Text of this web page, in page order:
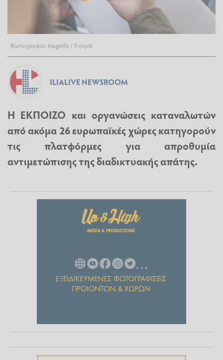
Φωτογραφία: Magnific / freepik
ILIALIVE NEWSROOM
H EΚΠΟΙΖΟ και οργανώσεις καταναλωτών
από ακόμα 26 ευρωπαϊκές χώρες κατηγορούν
τις πλατφόρμες για απροθυμία
αντιμετώπισης της διαδικτυακής απάτης.